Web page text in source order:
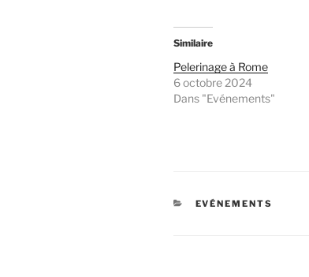
Similaire
Pelerinage à Rome
6 octobre 2024
Dans "Evénements"
CATÉGORIES
EVÉNEMENTS